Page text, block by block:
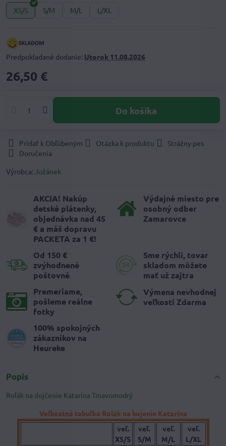
XS/S
S/M M/L L/XL
Predpokladané dodanie: Utorok 11.08.2026
26,50 €
Do košíka
Pridať k Obľúbeným Otázka k produktu
Strážny pes
Doručenia
Výrobca: Jožánek
AKCIA! Nakúp
detské plátenky,
objednávka nad 45
€ a máš dopravu
PACKETA za 1 €!
Výdajné miesto pre
osobný odber
Zamarovce
Od 150 €
zvýhodnené
poštovné
Sme rýchli, tovar
skladom môžete
mať už zajtra
Premeriame,
pošleme reálne
fotky
Výmena nevhodnej
veľkosti Zdarma
100% spokojných
zákazníkov na
Heureke
Popis
Rolák na dojčenie Katarína Tmavomodrý
Veľkostná tabuľka Rolák na kojenie Katarína
veľ.
XS/S
veľ.
S/M
veľ.
M/L
veľ.
L/XL